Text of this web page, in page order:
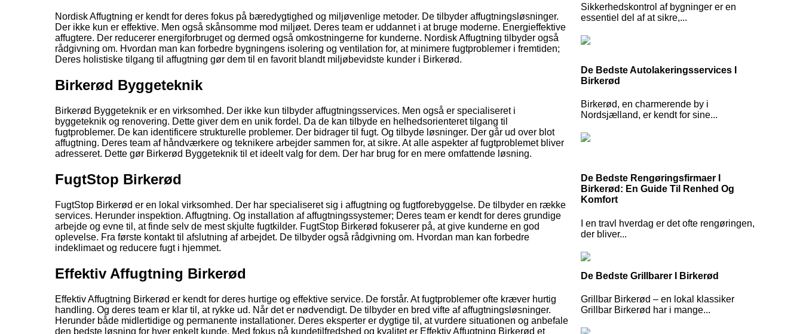
Nordisk Affugtning er kendt for deres fokus på bæredygtighed og miljøvenlige metoder. De tilbyder affugtningsløsninger.
Der ikke kun er effektive. Men også skånsomme mod miljøet. Deres team er uddannet i at bruge moderne. Energieffektive
affugtere. Der reducerer energiforbruget og dermed også omkostningerne for kunderne. Nordisk Affugtning tilbyder også
rådgivning om. Hvordan man kan forbedre bygningens isolering og ventilation for, at minimere fugtproblemer i fremtiden;
Deres holistiske tilgang til affugtning gør dem til en favorit blandt miljøbevidste kunder i Birkerød.
Birkerød Byggeteknik
Birkerød Byggeteknik er en virksomhed. Der ikke kun tilbyder affugtningsservices. Men også er specialiseret i
byggeteknik og renovering. Dette giver dem en unik fordel. Da de kan tilbyde en helhedsorienteret tilgang til
fugtproblemer. De kan identificere strukturelle problemer. Der bidrager til fugt. Og tilbyde løsninger. Der går ud over blot
affugtning. Deres team af håndværkere og teknikere arbejder sammen for, at sikre. At alle aspekter af fugtproblemet bliver
adresseret. Dette gør Birkerød Byggeteknik til et ideelt valg for dem. Der har brug for en mere omfattende løsning.
FugtStop Birkerød
FugtStop Birkerød er en lokal virksomhed. Der har specialiseret sig i affugtning og fugtforebyggelse. De tilbyder en række
services. Herunder inspektion. Affugtning. Og installation af affugtningssystemer; Deres team er kendt for deres grundige
arbejde og evne til, at finde selv de mest skjulte fugtkilder. FugtStop Birkerød fokuserer på, at give kunderne en god
oplevelse. Fra første kontakt til afslutning af arbejdet. De tilbyder også rådgivning om. Hvordan man kan forbedre
indeklimaet og reducere fugt i hjemmet.
Effektiv Affugtning Birkerød
Effektiv Affugtning Birkerød er kendt for deres hurtige og effektive service. De forstår. At fugtproblemer ofte kræver hurtig
handling. Og deres team er klar til, at rykke ud. Når det er nødvendigt. De tilbyder en bred vifte af affugtningsløsninger.
Herunder både midlertidige og permanente installationer. Deres eksperter er dygtige til, at vurdere situationen og anbefale
den bedste løsning for hver enkelt kunde. Med fokus på kundetilfredshed og kvalitet er Effektiv Affugtning Birkerød et
Sikkerhedskontrol af bygninger er en
essentiel del af at sikre,...
De Bedste Autolakeringsservices I
Birkerød
Birkerød, en charmerende by i
Nordsjælland, er kendt for sine...
De Bedste Rengøringsfirmaer I
Birkerød: En Guide Til Renhed Og
Komfort
I en travl hverdag er det ofte rengøringen,
der bliver...
De Bedste Grillbarer I Birkerød
Grillbar Birkerød – en lokal klassiker
Grillbar Birkerød har i mange...